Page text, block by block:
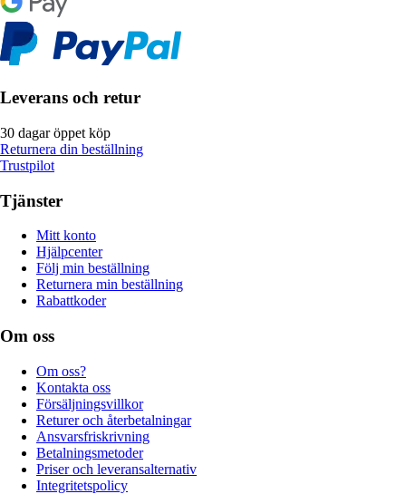
Leverans och retur
30 dagar öppet köp
Returnera din beställning
Trustpilot
Tjänster
Mitt konto
Hjälpcenter
Följ min beställning
Returnera min beställning
Rabattkoder
Om oss
Om oss?
Kontakta oss
Försäljningsvillkor
Returer och återbetalningar
Ansvarsfriskrivning
Betalningsmetoder
Priser och leveransalternativ
Integritetspolicy